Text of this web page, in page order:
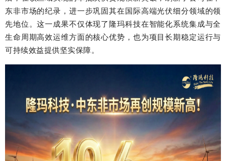
东非市场的纪录，进一步巩固其在国际高端光伏细分领域的领
先地位。这一成果不仅体现了隆玛科技在智能化系统集成与全
生命周期高效运维方面的核心优势，也为项目长期稳定运行与
可持续效益提供坚实保障。